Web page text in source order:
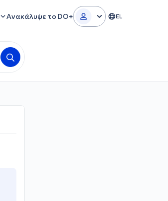
Ανακάλυψε το DO+ EL